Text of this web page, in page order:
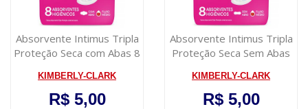
Absorvente Intimus Tripla
Proteção Seca com Abas 8
KIMBERLY-CLARK
R$ 5,00
Absorvente Intimus Tripla
Proteção Seca Sem Abas
KIMBERLY-CLARK
R$ 5,00